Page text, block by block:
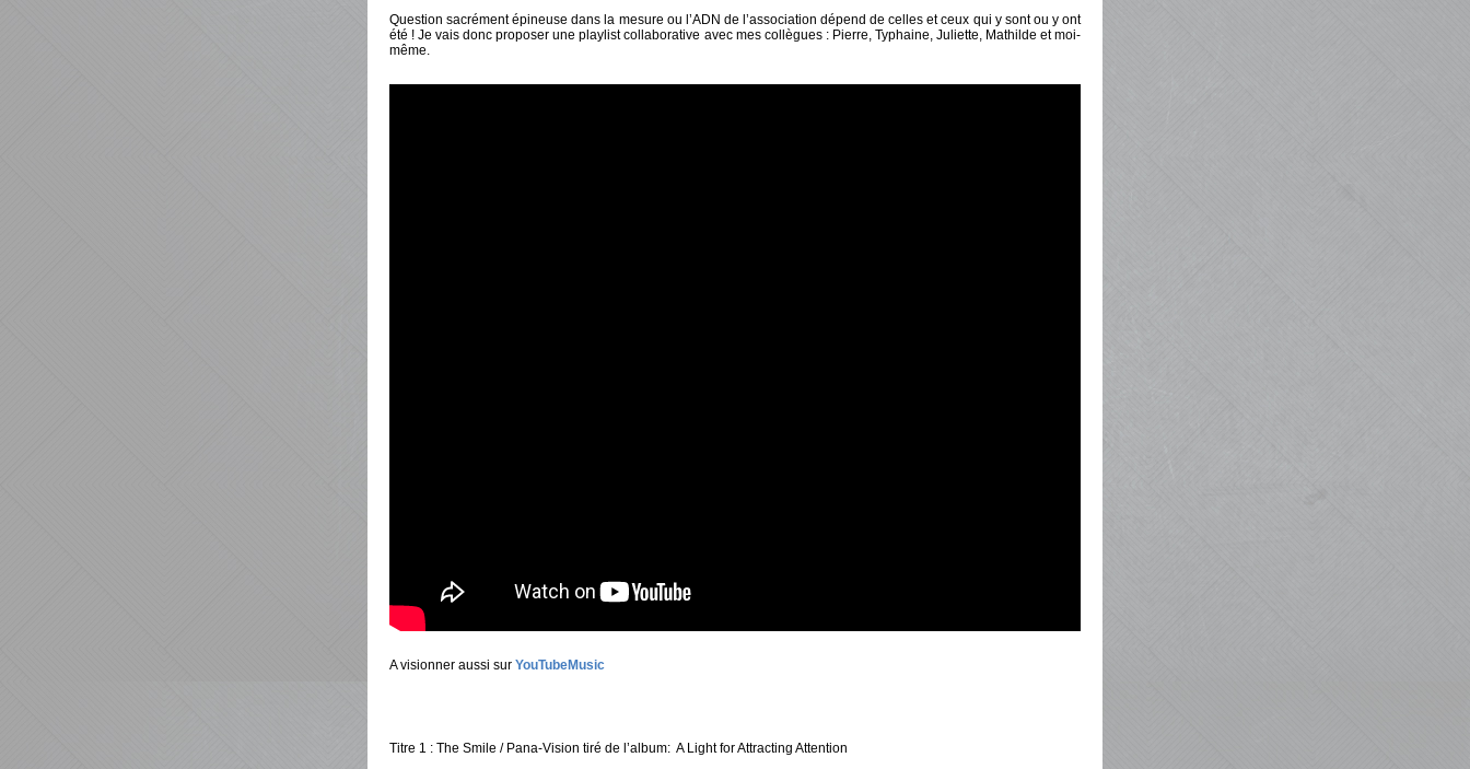
Question sacrément épineuse dans la mesure ou l’ADN de l’association dépend de celles et ceux qui y sont ou y ont
été ! Je vais donc proposer une playlist collaborative avec mes collègues : Pierre, Typhaine, Juliette, Mathilde et moi-
même.
A visionner aussi sur YouTubeMusic
Titre 1 : The Smile / Pana-Vision tiré de l’album: A Light for Attracting Attention